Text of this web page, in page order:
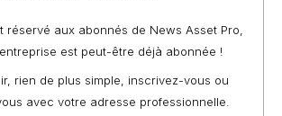
réservé aux abonnés de News Asset Pro,
est peut-être déjà abonnée !
rien de plus simple, inscrivez-vous ou
avec votre adresse professionnelle.